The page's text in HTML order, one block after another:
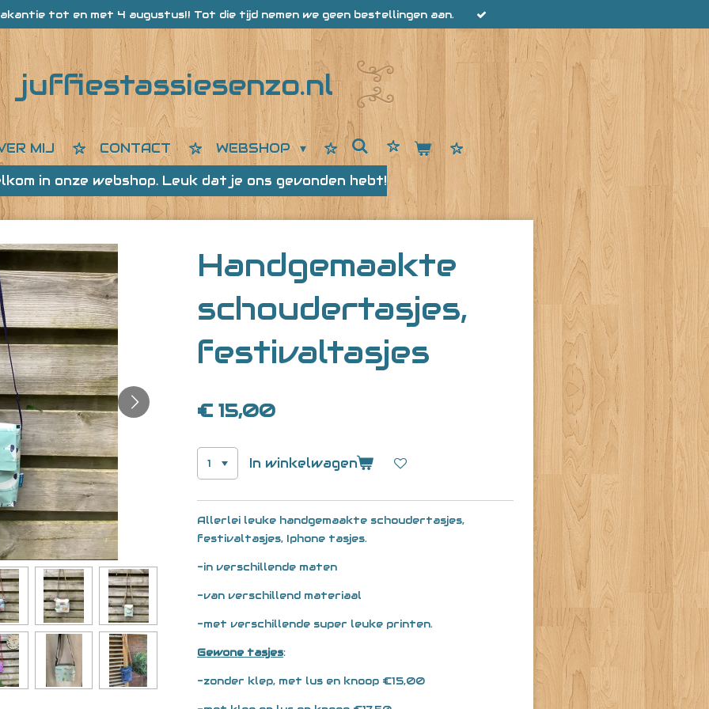
tot en met 4 augustus!! Tot die tijd nemen we geen bestellingen aan.
juffiestassiesenzo.nl
MIJ CONTACT
WEBSHOP
in onze webshop. Leuk dat je ons gevonden hebt!
Handgemaakte
schoudertasjes,
festivaltasjes
€ 15,00
In winkelwagen
Allerlei leuke handgemaakte schoudertasjes,
festivaltasjes, Iphone tasjes.
-in verschillende maten
-van verschillend materiaal
-met verschillende super leuke printen.
Gewone tasjes:
-zonder klep, met lus en knoop €15,00